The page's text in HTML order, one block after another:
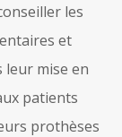
les
et
leur mise en
patients
prothèses